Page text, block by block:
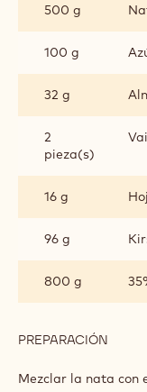
NATA
AL
500 g
100 g
32 g
2
pieza(s)
16 g
96 g
800 g
PREPARACIÓN
DE
Mezclar la nata con